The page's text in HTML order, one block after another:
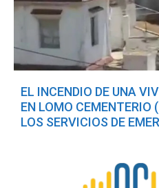
EL INCENDIO DE UNA
EN LOMO
LOS SERVICIOS DE